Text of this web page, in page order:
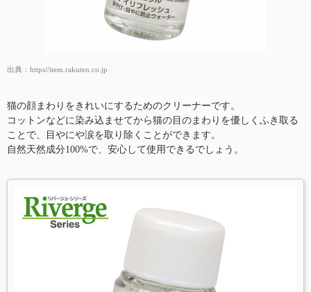
出典： https//item.rakuten.co.jp
猫の顔まわりをきれいにするためのクリーナーです。
コットンなどに染み込ませてから猫の目のまわりを優しくふき取る
ことで、目やにや涙を取り除くことができます。
自然天然成分100%で、安心して使用できるでしょう。